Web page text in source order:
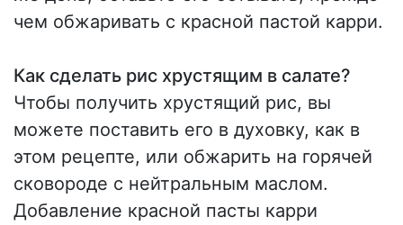
чем обжаривать с красной пастой карри.
Как сделать рис хрустящим в салате?
Чтобы получить хрустящий рис, вы
можете поставить его в духовку, как в
этом рецепте, или обжарить на горячей
сковороде с нейтральным маслом.
Добавление красной пасты карри